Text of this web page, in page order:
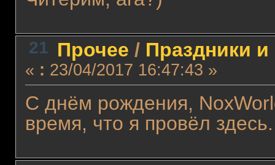
21 Прочее / Праздники
« : 23/04/2017 16:47:43 »
С днём рождения,
время, что я провёл здесь.